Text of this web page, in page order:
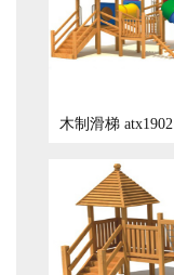
木制滑梯 atx1902